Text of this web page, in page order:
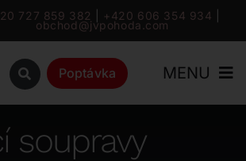
727 859 382 +420 606 354 934
obchod@jvpohoda.com
Poptávka MENU
soupravy